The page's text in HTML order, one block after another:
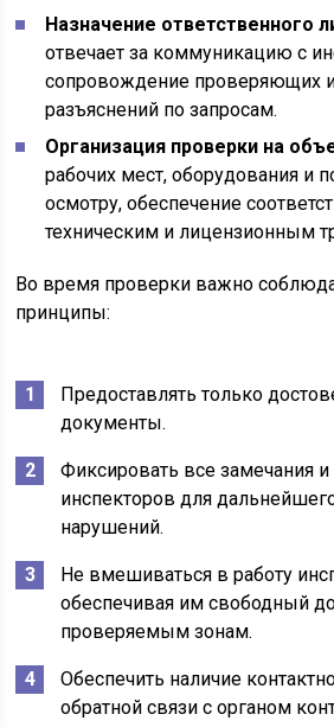
Назначение ответственного
отвечает за коммуникацию с
сопровождение проверяющих
разъяснений по запросам.
Организация проверки на
рабочих мест, оборудования и
осмотру, обеспечение
техническим и лицензионным
Во время проверки важно
принципы:
Предоставлять только
документы.
Фиксировать все замечания
инспекторов для
нарушений.
Не вмешиваться в работу
обеспечивая им свободный
проверяемым зонам.
Обеспечить наличие
обратной связи с органом